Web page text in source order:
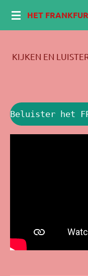
Ga
direct
de
HET
KIJKEN EN
Beluister het